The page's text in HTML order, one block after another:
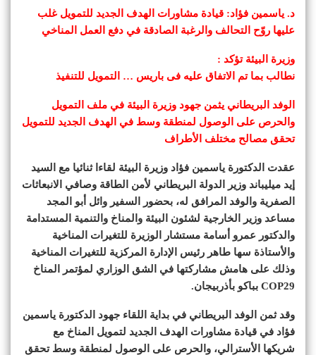
د. ياسمين فؤاد: قيادة مشاورات الهدف الجديد للتمويل غلب
عليها روّح التحالف والرغبة الصادقة في دفع العمل المناخي
وزيرة البيئة تؤكد :
نطالب بما تم الاتفاق عليه فى باريس … التمويل للتنفيذ
الوفد البريطاني يثمن جهود وزيرة البيئة في ملف التمويل
والحرص على الوصول لمنطقة وسط في الهدف الجديد للتمويل
تحقق مصالح مختلف الأطراف
عقدت الدكتورة ياسمين فؤاد وزيرة البيئة لقاءا ثنائيا مع السيد
إيد ميليباند وزير الدولة البريطاني لأمن الطاقة وصافي الانبعاثات
الصفرية والوفد المرافق له، بحضور السفير وائل أبو المجد
مساعد وزير الخارجية لشئون البيئة والمناخ والتنمية المستدامة
والدكتور عمرو أسامة مستشار الوزيرة للتغيرات المناخية
والأستاذة سها طاهر رئيس الإدارة المركزية للتغيرات المناخية
وذلك على هامش مشاركتها في الشق الوزاري لمؤتمر المناخ
COP29 بباكو بأذربيجان.
وقد ثمن الوفد البريطاني في بداية اللقاء جهود الدكتورة ياسمين
فؤاد في قيادة مشاورات الهدف الجديد لتمويل المناخ مع
شريكها الأسترالي، والحرص على الوصول لمنطقة وسط تحقق